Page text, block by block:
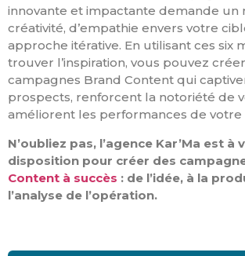
innovante et impactante demande un
créativité, d’empathie envers votre
approche itérative. En utilisant ces six
trouver l’inspiration, vous pouvez
campagnes Brand Content qui
prospects, renforcent la notoriété de
améliorent les performances de votre
N’oubliez pas, l’agence Kar’Ma est à
disposition pour créer des
Content à succès : de l’idée, à la
l’analyse de l’opération.